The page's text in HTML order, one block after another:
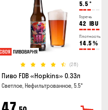
5.5 °
Горечь
42 IBU
Плотность
14.5 %
(28)
Пиво FDB «Hopkins» 0.33л
Светлое, Нефильтрованное, 5.5°